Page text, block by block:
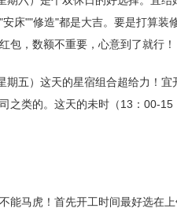
床""修造"都是大吉。要是打算
包，数额不重要，心意到了就行！
期五）这天的星宿组合超给力！
之类的。这天的未时（13：00-
能马虎！首先开工时间最好选在